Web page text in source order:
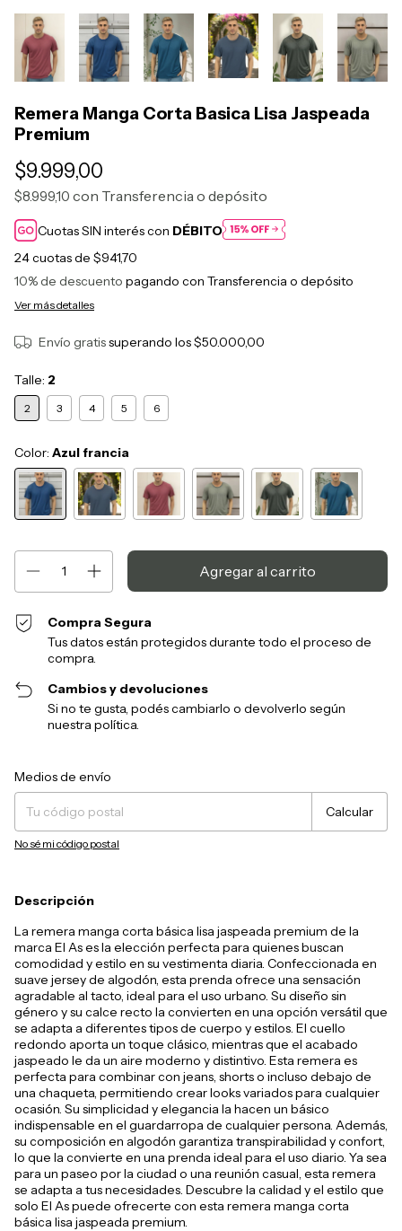
Remera Manga Corta Basica Lisa Jaspeada
Premium
$9.999,00
$8.999,10 con Transferencia o depósito
Cuotas SIN interés con DÉBITO
24cuotas de $941,70
10% de descuento pagando con Transferencia o depósito
Ver más detalles
Envío gratissuperando los$50.000,00
Talle: 2
2 3 4 5 6
Color: Azul francia
Compra Segura
Tus datos están protegidos durante todo el proceso de
compra.
Cambios y devoluciones
Si no te gusta, podés cambiarlo o devolverlo según
nuestra política.
Entregas para el CP:
Medios de envío
Calcular
No sé mi código postal
Descripción
La remera manga corta básica lisa jaspeada premium de la
marca El As es la elección perfecta para quienes buscan
comodidad y estilo en su vestimenta diaria. Confeccionada en
suave jersey de algodón, esta prenda ofrece una sensación
agradable al tacto, ideal para el uso urbano. Su diseño sin
género y su calce recto la convierten en una opción versátil que
se adapta a diferentes tipos de cuerpo y estilos. El cuello
redondo aporta un toque clásico, mientras que el acabado
jaspeado le da un aire moderno y distintivo. Esta remera es
perfecta para combinar con jeans, shorts o incluso debajo de
una chaqueta, permitiendo crear looks variados para cualquier
ocasión. Su simplicidad y elegancia la hacen un básico
indispensable en el guardarropa de cualquier persona. Además,
su composición en algodón garantiza transpirabilidad y confort,
lo que la convierte en una prenda ideal para el uso diario. Ya sea
para un paseo por la ciudad o una reunión casual, esta remera
se adapta a tus necesidades. Descubre la calidad y el estilo que
solo El As puede ofrecerte con esta remera manga corta
básica lisa jaspeada premium.